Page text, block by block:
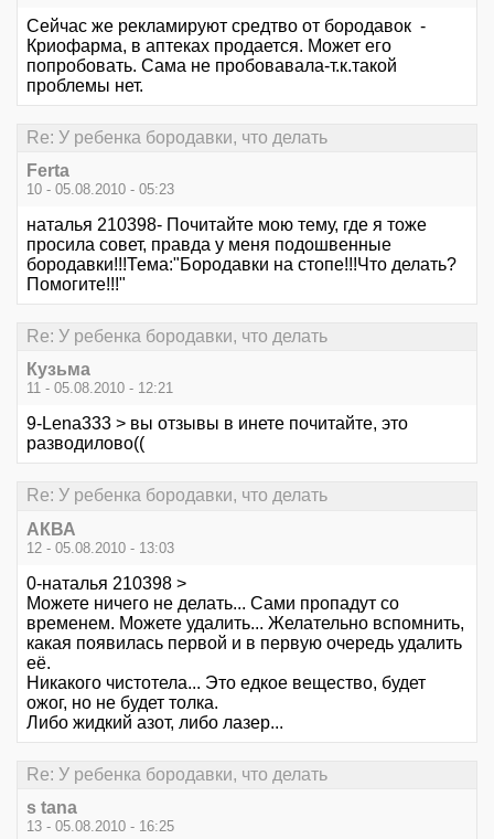
Сейчас же рекламируют средтво от бородавок -
Криофарма, в аптеках продается. Может его
попробовать. Сама не пробовавала-т.к.такой
проблемы нет.
Re: У ребенка бородавки, что делать
Ferta
10 - 05.08.2010 - 05:23
наталья 210398- Почитайте мою тему, где я тоже
просила совет, правда у меня подошвенные
бородавки!!!Тема:"Бородавки на стопе!!!Что делать?
Помогите!!!"
Re: У ребенка бородавки, что делать
Кузьма
11 - 05.08.2010 - 12:21
9-Lena333 > вы отзывы в инете почитайте, это
разводилово((
Re: У ребенка бородавки, что делать
АКВА
12 - 05.08.2010 - 13:03
0-наталья 210398 >
Можете ничего не делать... Сами пропадут со
временем. Можете удалить... Желательно вспомнить,
какая появилась первой и в первую очередь удалить
её.
Никакого чистотела... Это едкое вещество, будет
ожог, но не будет толка.
Либо жидкий азот, либо лазер...
Re: У ребенка бородавки, что делать
s tana
13 - 05.08.2010 - 16:25